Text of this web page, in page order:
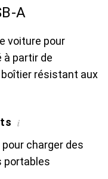
A
voiture pour
à partir de
résistant aux
i
charger des
portables